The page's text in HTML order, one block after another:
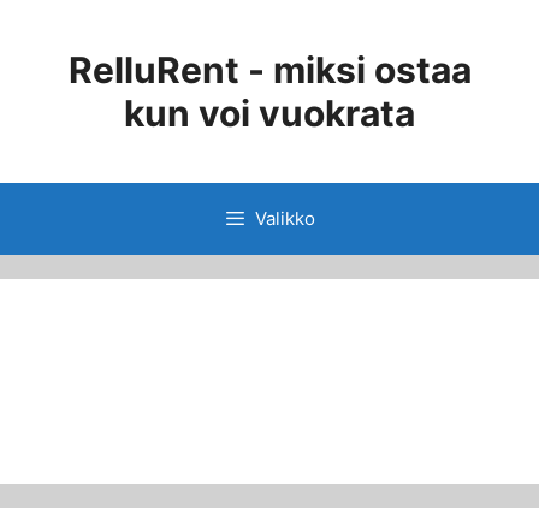
RelluRent - miksi ostaa
kun voi vuokrata
Valikko